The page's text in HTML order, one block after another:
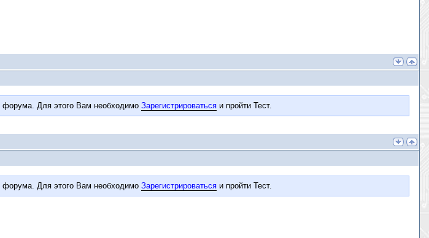
форума. Для этого Вам необходимо Зарегистрироваться и пройти Тест.
форума. Для этого Вам необходимо Зарегистрироваться и пройти Тест.